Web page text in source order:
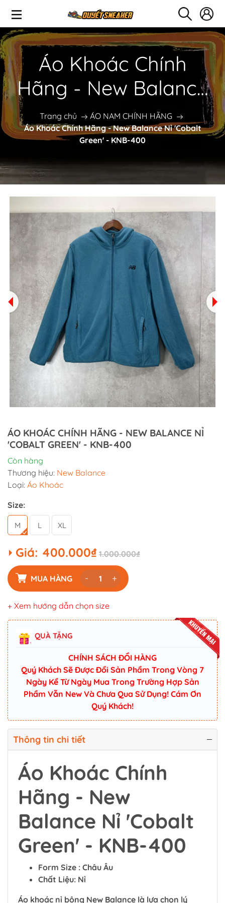
Áo Khoác Chính
Hãng - New Balance
Nỉ 'Cobalt Green' -
KNB-400
Trang chủ
ÁO NAM CHÍNH HÃNG
Áo Khoác Chính Hãng - New Balance Nỉ 'Cobalt
Green' - KNB-400
ÁO KHOÁC CHÍNH HÃNG - NEW BALANCE NỈ
'COBALT GREEN' - KNB-400
Còn hàng
Thương hiệu: New Balance
Loại: Áo Khoác
Size:
M L XL
Giá: 400.000₫ 1.000.000₫
MUA HÀNG - +
+ Xem hướng dẫn chọn size
QUÀ TẶNG
CHÍNH SÁCH ĐỔI HÀNG
Quý Khách Sẽ Được Đổi Sản Phẩm Trong Vòng 7
Ngày Kể Từ Ngày Mua Trong Trường Hợp Sản
Phẩm Vẫn New Và Chưa Qua Sử Dụng! Cám Ơn
Quý Khách!
Thông tin chi tiết
Áo Khoác Chính
Hãng - New
Balance Nỉ 'Cobalt
Green' - KNB-400
Form Size : Châu Âu
Chất Liệu: Nỉ
Áo khoác nỉ bông New Balance là lựa chọn lý